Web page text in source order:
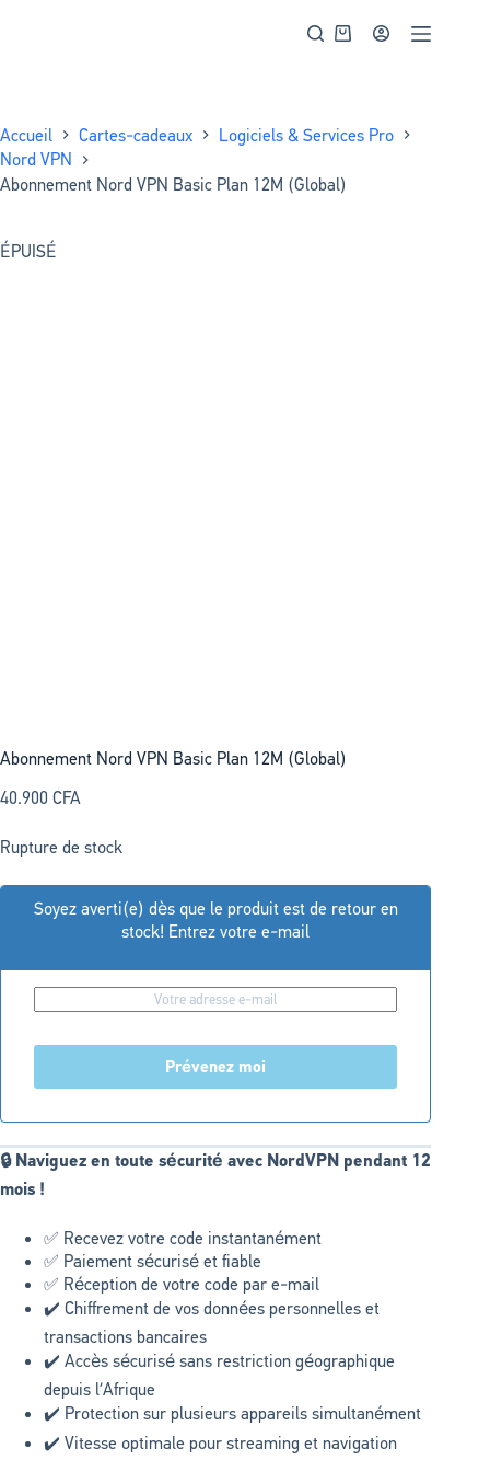
Accueil Cartes-cadeaux
Logiciels & Services Pro
Nord VPN
Abonnement Nord VPN Basic Plan 12M (Global)
ÉPUISÉ
Abonnement Nord VPN Basic Plan 12M (Global)
40.900 CFA
Rupture de stock
Soyez averti(e) dès que le produit est de retour en
stock! Entrez votre e-mail
Prévenez moi
🔒 Naviguez en toute sécurité avec NordVPN pendant 12
mois !
✅ Recevez votre code instantanément
✅ Paiement sécurisé et fiable
✅ Réception de votre code par e-mail
✔️ Chiffrement de vos données personnelles et
transactions bancaires
✔️ Accès sécurisé sans restriction géographique
depuis l’Afrique
✔️ Protection sur plusieurs appareils simultanément
✔️ Vitesse optimale pour streaming et navigation